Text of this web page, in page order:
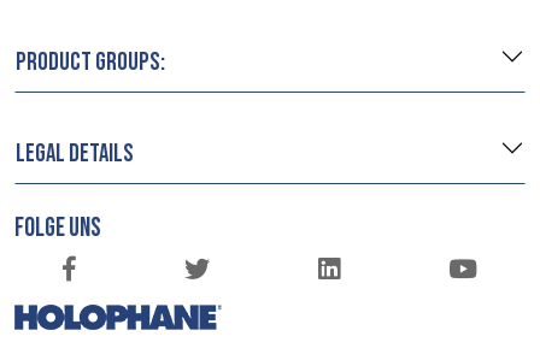
PRODUCT GROUPS:
LEGAL DETAILS
FOLGE UNS